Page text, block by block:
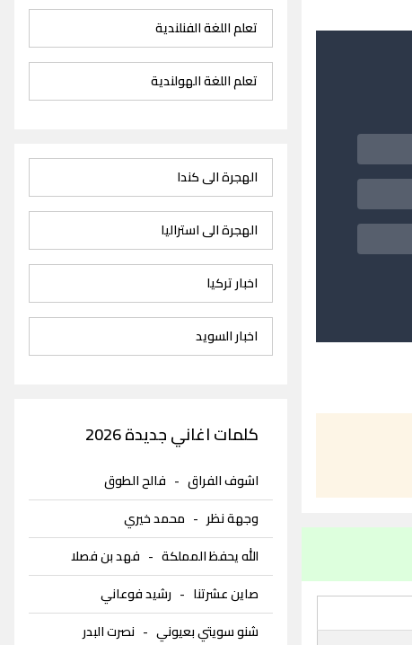
تعلم اللغة الفنلندية
تعلم اللغة الهولندية
الهجرة الى كندا
الهجرة الى استراليا
اخبار تركيا
اخبار السويد
كلمات اغاني جديدة 2026
اشوف الفراق- فالح الطوق
وجهة نظر - محمد خيري
الله يحفظ المملكة- فهد بن فصلا
صاين عشرتنا - رشيد فوعاني
شنو سويتي بعيوني- نصرت البدر